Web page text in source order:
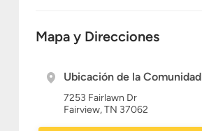
Mapa y Direcciones
Ubicación de la Comunidad
7253 Fairlawn Dr
Fairview, TN 37062